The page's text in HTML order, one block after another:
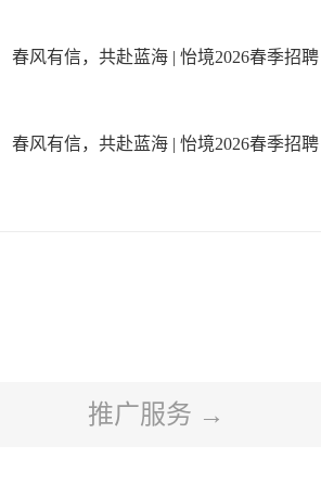
春风有信，共赴蓝海 | 怡境2026春季招聘
春风有信，共赴蓝海 | 怡境2026春季招聘
推广服务 →